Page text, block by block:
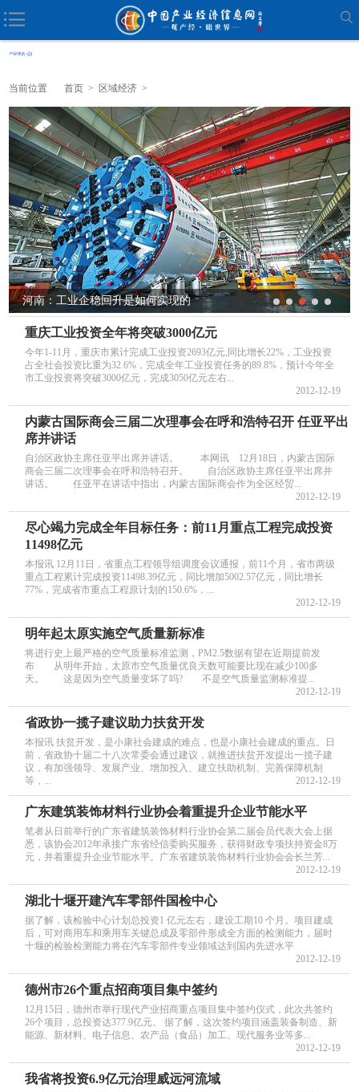
当前位置 首页 > 区域经济 >
河南：工业企稳回升是如何实现的
重庆工业投资全年将突破3000亿元
今年1-11月，重庆市累计完成工业投资2693亿元,同比增长22%，工业投资
占全社会投资比重为32.6%，完成全年工业投资任务的89.8%，预计今年全
市工业投资将突破3000亿元，完成3050亿元左右...
2012-12-19
内蒙古国际商会三届二次理事会在呼和浩特召开 任亚平出
席并讲话
自治区政协主席任亚平出席并讲话。 本网讯 12月18日，内蒙古国际
商会三届二次理事会在呼和浩特召开。 自治区政协主席任亚平出席并
讲话。 任亚平在讲话中指出，内蒙古国际商会作为全区经贸...
2012-12-19
尽心竭力完成全年目标任务：前11月重点工程完成投资
11498亿元
本报讯 12月11日，省重点工程领导组调度会议通报，前11个月，省市两级
重点工程累计完成投资11498.39亿元，同比增加5002.57亿元，同比增长
77%，完成省市重点工程原计划的150.6%，...
2012-12-19
明年起太原实施空气质量新标准
将进行史上最严格的空气质量标准监测，PM2.5数据有望在近期提前发
布 从明年开始，太原市空气质量优良天数可能要比现在减少100多
天。 这是因为空气质量变坏了吗? 不是空气质量监测标准提...
2012-12-19
省政协一揽子建议助力扶贫开发
本报讯 扶贫开发，是小康社会建成的难点，也是小康社会建成的重点。日
前，省政协十届二十八次常委会通过建议，就推进扶贫开发提出一揽子建
议，有加强领导、发展产业、增加投入、建立扶助机制、完善保障机制
等，...
2012-12-19
广东建筑装饰材料行业协会着重提升企业节能水平
笔者从日前举行的广东省建筑装饰材料行业协会第二届会员代表大会上据
悉，该协会2012年承接广东省经信委购买服务，获得财政专项扶持资金8万
元，并着重提升企业节能水平。广东省建筑装饰材料行业协会会长兰芳...
2012-12-19
湖北十堰开建汽车零部件国检中心
据了解，该检验中心计划总投资1 亿元左右，建设工期10 个月。项目建成
后，可对商用车和乘用车关键总成及零部件形成全方面的检测能力，届时
十堰的检验检测能力将在汽车零部件专业领域达到国内先进水平
2012-12-19
德州市26个重点招商项目集中签约
12月15日，德州市举行现代产业招商重点项目集中签约仪式，此次共签约
26个项目，总投资达377.9亿元。 据了解，这次签约项目涵盖装备制造、新
能源、新材料、电子信息、农产品（食品）加工、现代服务业等多...
2012-12-19
我省将投资6.9亿元治理威远河流域